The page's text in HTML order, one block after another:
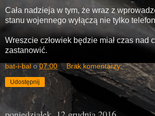
Cała nadzieja w tym, że wraz z
stanu wojennego wyłączą nie tylko
Wreszcie człowiek będzie miał czas nad
zastanowić.
bat-i-bal o07:00 Brak komentarzy:
Udostępnij